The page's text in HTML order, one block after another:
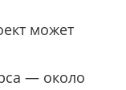
может
— около